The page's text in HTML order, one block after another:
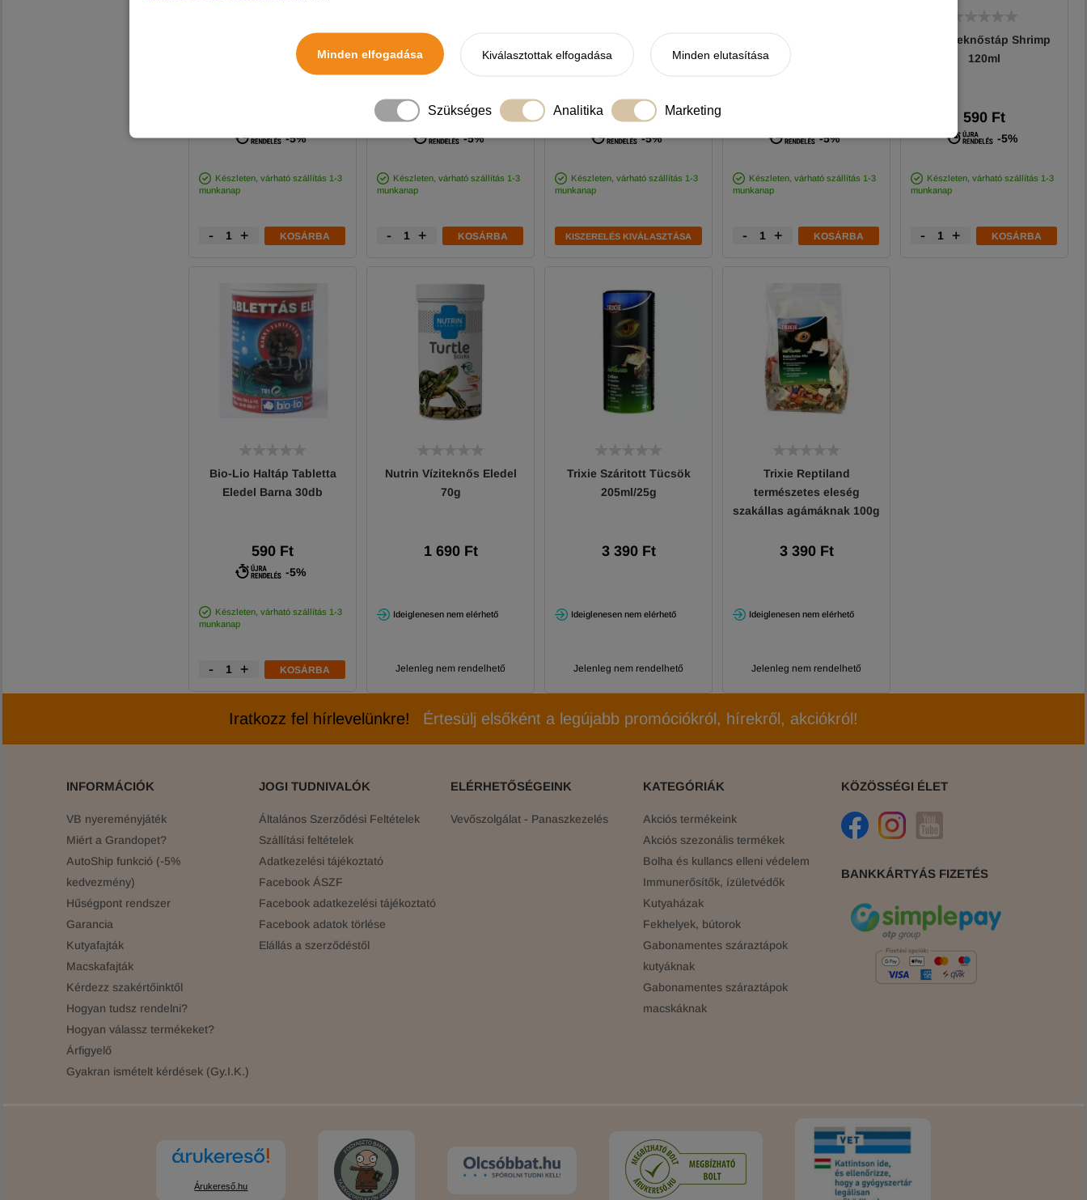
Minden elfogadása Kiválasztottak elfogadása Minden elutasítása
Szükséges Analitika Marketing
Reptiland Virág Mix
Hüllőknek 75g
-5%
Készleten, várható szállítás 1-3
munkanap
- + KOSÁRBA
Dolly Teknőstáp Szív-Mix
120ml
1 190 Ft
-5%
Készleten, várható szállítás 1-3
munkanap
- + KOSÁRBA
Bio-Lio Teknőstáp Shrimp
590Ft-tól
-5%
Készleten, várható szállítás 1-3
munkanap
KISZERELÉS KIVÁLASZTÁSA
Dolly Teknőstáp
Gammarus 120ml
-5%
Készleten, várható szállítás 1-3
munkanap
- + KOSÁRBA
Dolly Teknőstáp Shrimp
120ml
590 Ft
-5%
Készleten, várható szállítás 1-3
munkanap
- + KOSÁRBA
Bio-Lio Haltáp Tabletta
Eledel Barna 30db
590 Ft
-5%
Készleten, várható szállítás 1-3
munkanap
- + KOSÁRBA
Nutrin Víziteknős Eledel
70g
1 690 Ft
Ideiglenesen nem elérhető
Jelenleg nem rendelhető
Trixie Száritott Tücsök
205ml/25g
3 390 Ft
Ideiglenesen nem elérhető
Jelenleg nem rendelhető
Trixie Reptiland
természetes eleség
szakállas agámáknak 100g
3 390 Ft
Ideiglenesen nem elérhető
Jelenleg nem rendelhető
Iratkozz fel hírlevelünkre! Értesülj elsőként a legújabb promóciókról, hírekről, akciókról!
INFORMÁCIÓK
VB nyereményjáték
Miért a Grandopet?
AutoShip funkció (-5%
kedvezmény)
Hűségpont rendszer
Garancia
Kutyafajták
Macskafajták
Kérdezz szakértőinktől
Hogyan tudsz rendelni?
Hogyan válassz termékeket?
Árfigyelő
Gyakran ismételt kérdések (Gy.I.K.)
JOGI TUDNIVALÓK
Általános Szerződési Feltételek
Szállítási feltételek
Adatkezelési tájékoztató
Facebook ÁSZF
Facebook adatkezelési tájékoztató
Facebook adatok törlése
Elállás a szerződéstől
ELÉRHETŐSÉGEINK
Vevőszolgálat - Panaszkezelés
KATEGÓRIÁK
Akciós termékeink
Akciós szezonális termékek
Bolha és kullancs elleni védelem
Immunerősítők, ízületvédők
Kutyaházak
Fekhelyek, bútorok
Gabonamentes száraztápok
kutyáknak
Gabonamentes száraztápok
macskáknak
KÖZÖSSÉGI ÉLET
BANKKÁRTYÁS FIZETÉS
Árukereső.hu